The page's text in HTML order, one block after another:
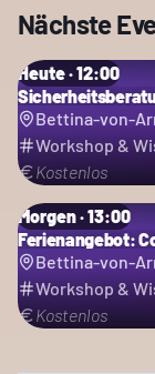
Nächste
Heute · 12:00
Bettina-von-
Workshop &
Kostenlos
Morgen · 13:00
Ferienangebot:
Bettina-von-
Workshop &
Kostenlos